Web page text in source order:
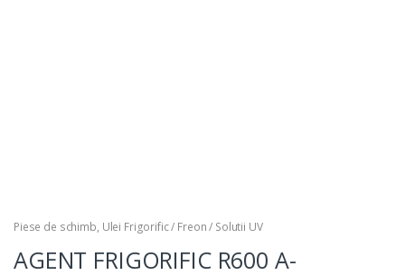
Piese de schimb, Ulei Frigorific / Freon / Solutii UV
AGENT FRIGORIFIC R600 A-